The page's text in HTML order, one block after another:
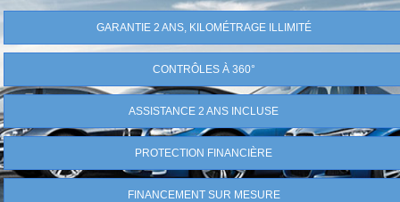
GARANTIE 2 ANS, KILOMÉTRAGE ILLIMITÉ
CONTRÔLES À 360°
ASSISTANCE 2 ANS INCLUSE
PROTECTION FINANCIÈRE
FINANCEMENT SUR MESURE